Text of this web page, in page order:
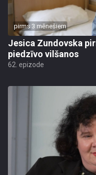
pirms 3 mēnešiem
Jesica Zundovska
piedzīvo vilšanos
62. epizode